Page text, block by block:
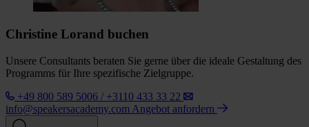
Christine Lorand buchen
Unsere Consultants beraten Sie gerne über die ideale Gestaltung des
Programms für Ihre spezifische Zielgruppe.
+49 800 589 5006 / +3110 433 33 22
info@speakersacademy.com Angebot anfordern